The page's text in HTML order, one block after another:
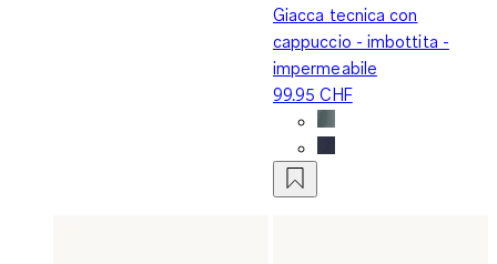
Giacca tecnica con
cappuccio - imbottita -
impermeabile
99.95 CHF